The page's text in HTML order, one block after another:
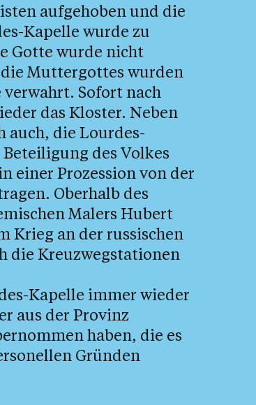
aufgehoben und die
Kapelle wurde zu
Gotte wurde nicht
Muttergottes wurden
Sofort nach
das Kloster. Neben
auch, die Lourdes-
des Volkes
einer Prozession von der
Oberhalb des
Malers Hubert
Krieg an der russischen
die Kreuzwegstationen
Kapelle immer wieder
aus der Provinz
haben, die es
Gründen